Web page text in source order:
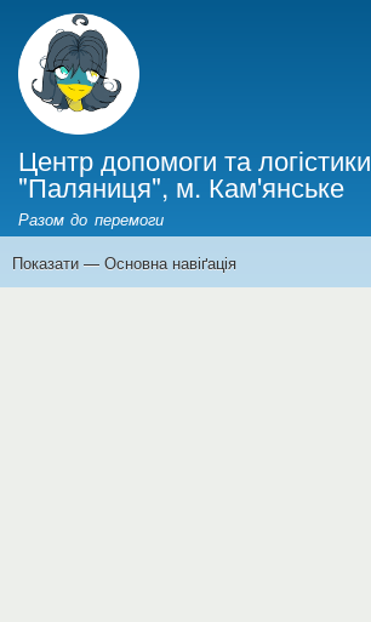
Центр допомоги та логістики
"Паляниця", м. Кам'янське
Разом до перемоги
Основна
Показати — Основна навіґація